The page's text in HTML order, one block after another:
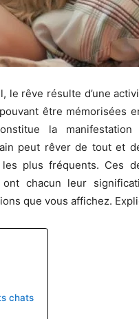
le rêve résulte d’une
être mémorisées
la
peut rêver de tout et
plus fréquents. Ces
chacun leur
que vous affichez.
chats